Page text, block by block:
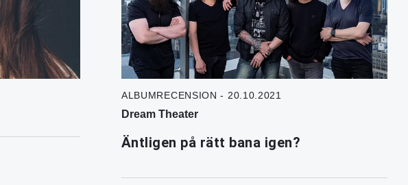
ALBUMRECENSION - 20.10.2021
Dream Theater
Äntligen på rätt bana igen?